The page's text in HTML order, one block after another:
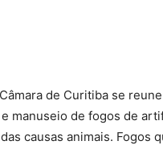
de Curitiba se
manuseio de fogos de
causas animais.